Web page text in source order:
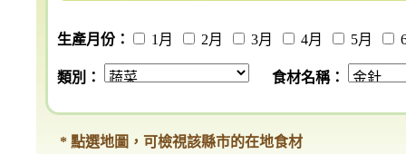
生產月份： 1月 2月 3月 4月 5月
類別： 食材名稱：
* 點選地圖，可檢視該縣市的在地食材